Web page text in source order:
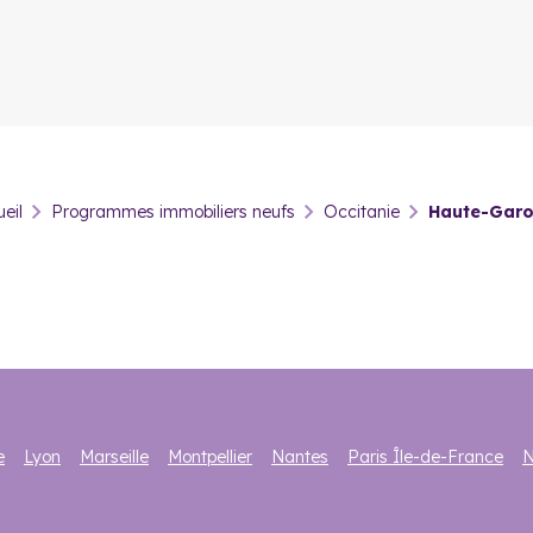
Programmes immobiliers neufs Occitanie Haute-
Lyon Marseille Montpellier Nantes Paris Île-de-France